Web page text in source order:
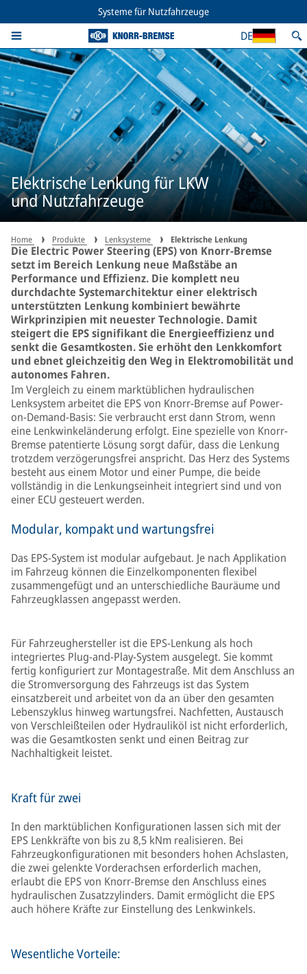
Systeme für Nutzfahrzeuge
DE
Elektrische Lenkung für LKW
und Nutzfahrzeuge
Home Produkte Lenksysteme Elektrische Lenkung
Die Electric Power Steering (EPS) von Knorr-Bremse
setzt im Bereich Lenkung neue Maßstäbe an
Performance und Effizienz. Die komplett neu
durchdachte Systemarchitektur einer elektrisch
unterstützten Lenkung kombiniert bewährte
Wirkprinzipien mit neuester Technologie. Damit
steigert die EPS signifikant die Energieeffizienz und
senkt die Gesamtkosten. Sie erhöht den Lenkkomfort
und ebnet gleichzeitig den Weg in Elektromobilität und
autonomes Fahren.
Im Vergleich zu einem marktüblichen hydraulischen
Lenksystem arbeitet die EPS von Knorr-Bremse auf Power-
on-Demand-Basis: Sie verbraucht erst dann Strom, wenn
eine Lenkwinkeländerung erfolgt. Eine spezielle von Knorr-
Bremse patentierte Lösung sorgt dafür, dass die Lenkung
trotzdem verzögerungsfrei anspricht. Das Herz des Systems
besteht aus einem Motor und einer Pumpe, die beide
vollständig in die Lenkungseinheit integriert sind und von
einer ECU gesteuert werden.
Modular, kompakt und wartungsfrei
Das EPS-System ist modular aufgebaut. Je nach Applikation
im Fahrzeug können die Einzelkomponenten flexibel
zusammengefügt und an unterschiedliche Bauräume und
Fahrzeugklassen angepasst werden.
Für Fahrzeughersteller ist die EPS-Lenkung als hoch
integriertes Plug-and-Play-System ausgelegt. Sie kommt
fertig konfiguriert zur Montagestraße. Mit dem Anschluss an
die Stromversorgung des Fahrzeugs ist das System
einsatzbereit und arbeitet von da an über den gesamten
Lebenszyklus hinweg wartungsfrei. Nachfetten, Austausch
von Verschleißteilen oder Hydrauliköl ist nicht erforderlich,
was die Gesamtkosten senkt und einen Beitrag zur
Nachhaltigkeit leistet.
Kraft für zwei
In den marktüblichen Konfigurationen lassen sich mit der
EPS Lenkkräfte von bis zu 8,5 kNm realisieren. Bei
Fahrzeugkonfigurationen mit besonders hohen Achslasten,
die zwei gelenkte Vorderachsen erforderlich machen,
erlaubt die EPS von Knorr-Bremse den Anschluss eines
hydraulischen Zusatzzylinders. Damit ermöglicht die EPS
auch höhere Kräfte zur Einstellung des Lenkwinkels.
Wesentliche Vorteile: